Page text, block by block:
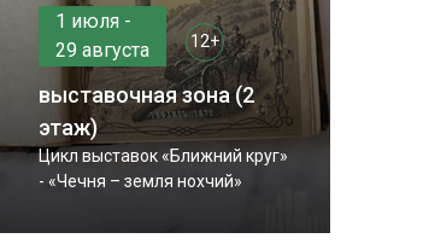
1 июля -
29 августа
12+
выставочная зона (2
этаж)
Цикл выставок «Ближний круг»
- «Чечня – земля нохчий»